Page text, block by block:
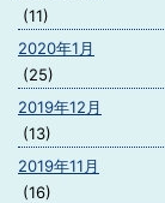
(11)
2020年1月
(25)
2019年12月
(13)
2019年11月
(16)